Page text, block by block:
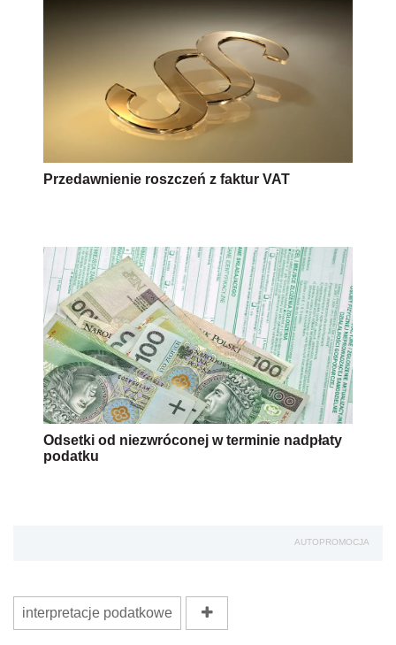
Przedawnienie roszczeń z faktur VAT
Odsetki od niezwróconej w terminie nadpłaty
podatku
AUTOPROMOCJA
interpretacje podatkowe